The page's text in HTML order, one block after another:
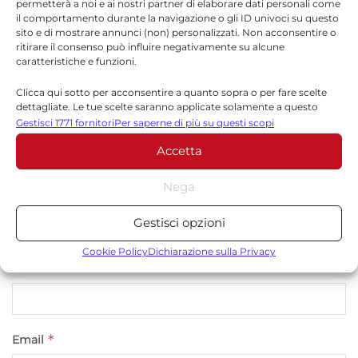
permetterà a noi e ai nostri partner di elaborare dati personali come
il comportamento durante la navigazione o gli ID univoci su questo
sito e di mostrare annunci (non) personalizzati. Non acconsentire o
ritirare il consenso può influire negativamente su alcune
caratteristiche e funzioni.
Clicca qui sotto per acconsentire a quanto sopra o per fare scelte
dettagliate. Le tue scelte saranno applicate solamente a questo
sito. È possibile modificare le impostazioni in qualsiasi momento,
compreso il ritiro del consenso, utilizzando i pulsanti della Cookie
Policy o cliccando sul pulsante di gestione del consenso nella parte
inferiore dello schermo.
Statistiche
Archiviare informazioni su dispositivo e/o accedervi, Misurare le
prestazioni degli annunci, Misurare le prestazioni dei contenuti,
combinazione di dati provenienti da fonti diverse.
Gestisci 1771 fornitoriPer saperne di più su questi scopi
Accetta
Nega
Gestisci opzioni
Cookie PolicyDichiarazione sulla Privacy
Il tuo indirizzo email non sarà pubblicato. I campi
obbligatori sono contrassegnati*
Email *